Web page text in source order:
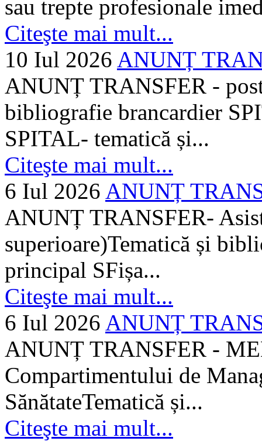
sau trepte profesionale
Citeşte mai mult...
10 Iul 2026 ANUNȚ
ANUNȚ TRANSFER -
bibliografie brancardier
SPITAL- tematică și...
Citeşte mai mult...
6 Iul 2026 ANUNȚ
ANUNȚ TRANSFER-
superioare)Tematică și
principal SFișa...
Citeşte mai mult...
6 Iul 2026 ANUNȚ
ANUNȚ TRANSFER -
Compartimentului de
SănătateTematică și...
Citeşte mai mult...